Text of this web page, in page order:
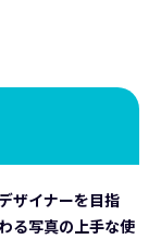
ザイナーを目指
る写真の上手な使